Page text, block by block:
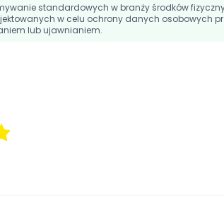
standardowych w branży środków
w celu ochrony danych osobowych
lub ujawnianiem.